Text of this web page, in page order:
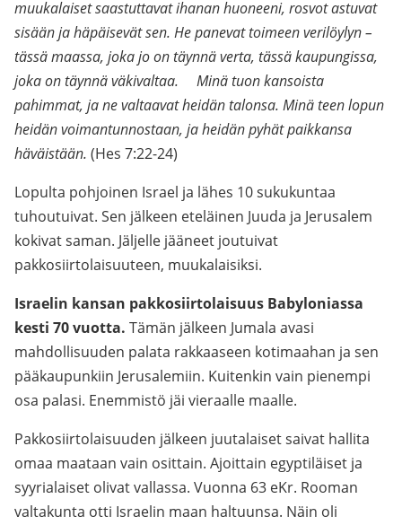
muukalaiset saastuttavat ihanan huoneeni, rosvot astuvat
sisään ja häpäisevät sen. He panevat toimeen verilöylyn –
tässä maassa, joka jo on täynnä verta, tässä kaupungissa,
joka on täynnä väkivaltaa. Minä tuon kansoista
pahimmat, ja ne valtaavat heidän talonsa. Minä teen lopun
heidän voimantunnostaan, ja heidän pyhät paikkansa
häväistään. (Hes 7:22-24)
Lopulta pohjoinen Israel ja lähes 10 sukukuntaa
tuhoutuivat. Sen jälkeen eteläinen Juuda ja Jerusalem
kokivat saman. Jäljelle jääneet joutuivat
pakkosiirtolaisuuteen, muukalaisiksi.
Israelin kansan pakkosiirtolaisuus Babyloniassa
kesti 70 vuotta. Tämän jälkeen Jumala avasi
mahdollisuuden palata rakkaaseen kotimaahan ja sen
pääkaupunkiin Jerusalemiin. Kuitenkin vain pienempi
osa palasi. Enemmistö jäi vieraalle maalle.
Pakkosiirtolaisuuden jälkeen juutalaiset saivat hallita
omaa maataan vain osittain. Ajoittain egyptiläiset ja
syyrialaiset olivat vallassa. Vuonna 63 eKr. Rooman
valtakunta otti Israelin maan haltuunsa. Näin oli